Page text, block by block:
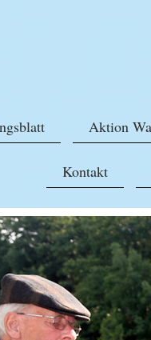
Aktion
Kontakt